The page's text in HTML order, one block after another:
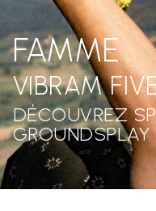
FAMME
VIBRAM
DÉCOUVREZ